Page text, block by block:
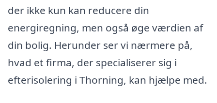
der ikke kun kan reducere din
energiregning, men også øge værdien af
din bolig. Herunder ser vi nærmere på,
hvad et firma, der specialiserer sig i
efterisolering i Thorning, kan hjælpe med.